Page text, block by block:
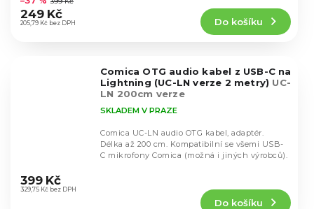
produktu
je
205,79 Kč bez DPH
249 Kč
Do košíku
Comica OTG audio kabel z USB-C na
Lightning (UC-LN verze 2 metry) UC-
LN 200cm verze
hodnocení
produktu
SKLADEM V PRAZE
329,75 Kč bez DPH
399 Kč
Do košíku
Comica UC-LN audio OTG kabel, adaptér.
Délka až 200 cm. Kompatibilní se všemi USB-
C mikrofony Comica (možná i jiných výrobců).